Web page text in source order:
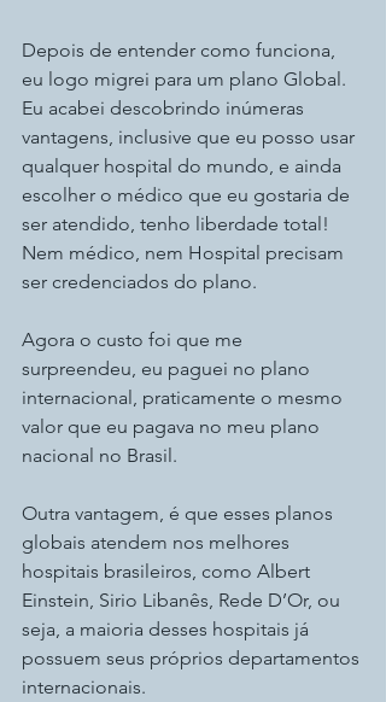
Depois de entender como funciona,
eu logo migrei para um plano Global.
Eu acabei descobrindo inúmeras
vantagens, inclusive que eu posso usar
qualquer hospital do mundo, e ainda
escolher o médico que eu gostaria de
ser atendido, tenho liberdade total!
Nem médico, nem Hospital precisam
ser credenciados do plano.
Agora o custo foi que me
surpreendeu, eu paguei no plano
internacional, praticamente o mesmo
valor que eu pagava no meu plano
nacional no Brasil.
Outra vantagem, é que esses planos
globais atendem nos melhores
hospitais brasileiros, como Albert
Einstein, Sirio Libanês, Rede D’Or, ou
seja, a maioria desses hospitais já
possuem seus próprios departamentos
internacionais.